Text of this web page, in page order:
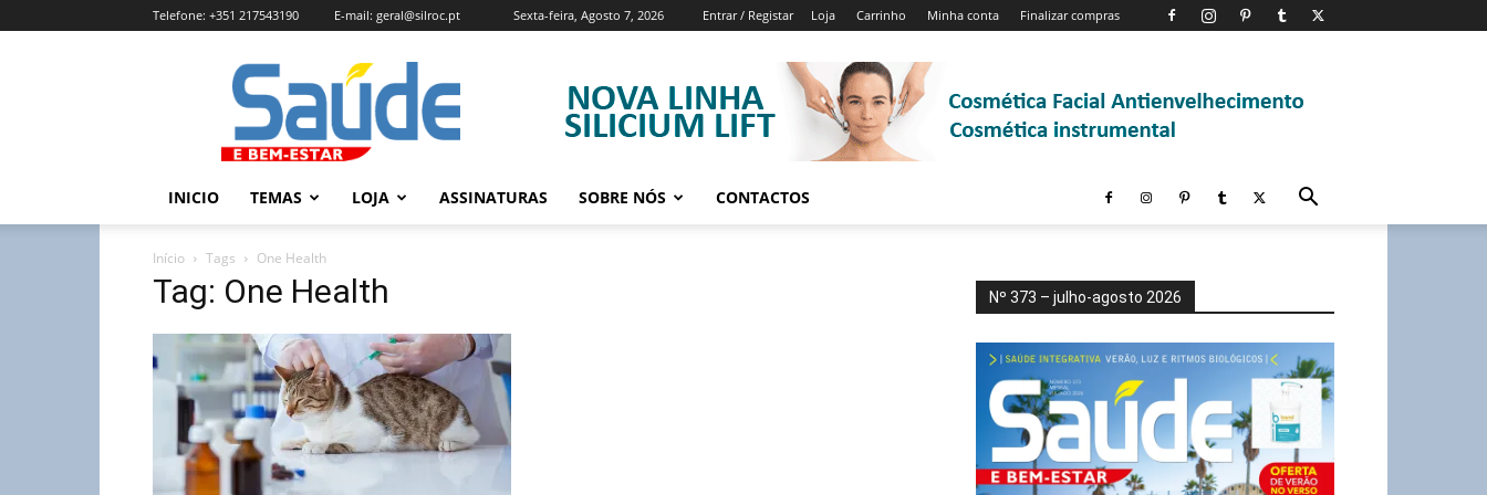
Sexta-feira, Agosto 7, 2026 Entrar / Registar Loja Carrinho Minha conta Finalizar compras
Telefone: +351 217543190 E-mail: geral@silroc.pt
Revista
Saúde
e
Bem
Estar
Edição
INICIO TEMAS LOJA ASSINATURAS SOBRE NÓS CONTACTOS
Início Tags One Health
Tag: One Health Nº 373 – julho-agosto 2026